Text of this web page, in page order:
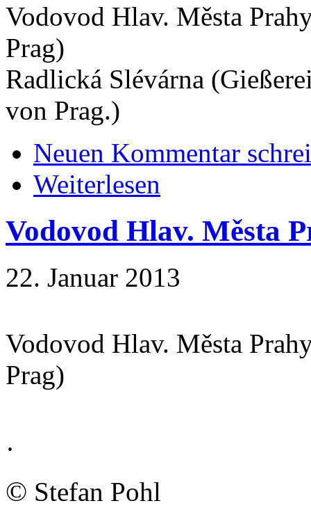
Vodovod Hlav. Města
Prag)
Radlická Slévárna
von Prag.)
Neuen Kommentar
Weiterlesen
Vodovod Hlav. Města
22. Januar 2013
Vodovod Hlav. Města
Prag)
·
© Stefan Pohl